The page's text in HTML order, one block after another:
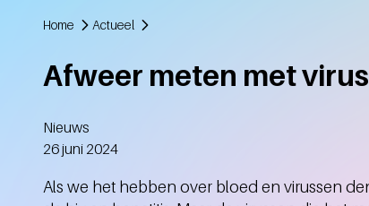
Home Actueel
Afweer meten met
Nieuws
Aangemaakt
26 juni 2024
Als we het hebben over bloed en virussen